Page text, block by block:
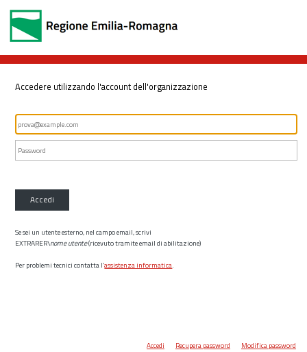
Accedere utilizzando l'account dell'organizzazione
Accedi
Se sei un utente esterno, nel campo email, scrivi
EXTRARER\nome utente(ricevuto tramite email di abilitazione)
Per problemi tecnici contatta l’assistenza informatica.
Accedi Recupera password Modifica password